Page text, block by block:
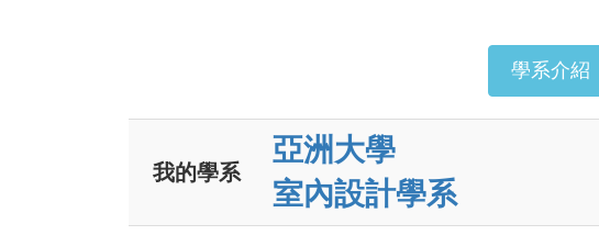
學系介紹
我的學系
亞洲大學
室內設計學系